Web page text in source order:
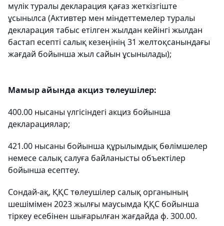
мүлік туралы декларация қағаз жеткізгіште
ұсынылса (Активтер мен міндеттемелер туралы
декларация табыс етілген жылдан кейінгі жылдан
бастап есепті салық кезеңінің 31 желтоқсанындағы
жағдай бойынша жыл сайын ұсынылады);
Мамыр айында акциз төлеушілер:
400.00 нысаны үлгісіндегі акциз бойынша
декларациялар;
421.00 нысаны бойынша құрылымдық бөлімшелер
немесе салық салуға байланысты объектілер
бойынша есептеу.
Сондай-ақ, ҚҚС төлеушілер салық органының
шешімімен 2023 жылғы маусымда ҚҚС бойынша
тіркеу есебінен шығарылған жағдайда ф. 300.00.